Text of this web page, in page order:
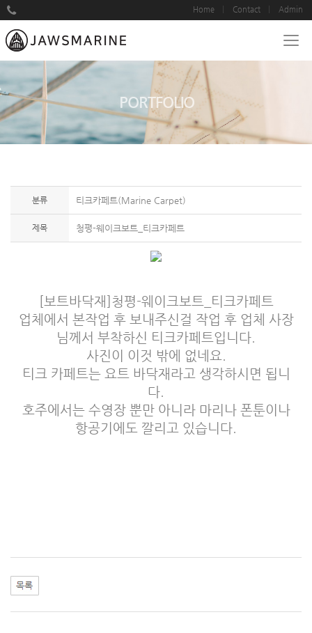
Home Contact Admin
PORTFOLIO
분류 티크카페트(Marine Carpet)
제목 청평-웨이크보트_티크카페트
[보트바닥재]청평-웨이크보트_티크카페트
업체에서 본작업 후 보내주신걸 작업 후 업체 사장
님께서 부착하신 티크카페트입니다.
사진이 이것 밖에 없네요.
티크 카페트는 요트 바닥재라고 생각하시면 됩니
다.
호주에서는 수영장 뿐만 아니라 마리나 폰툰이나
항공기에도 깔리고 있습니다.